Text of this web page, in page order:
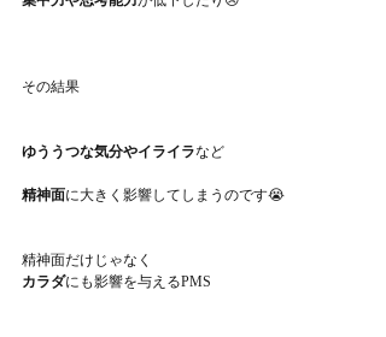
その結果
ゆううつな気分やイライラなど
精神面に大きく影響してしまうのです😭
精神面だけじゃなく
カラダにも影響を与えるPMS